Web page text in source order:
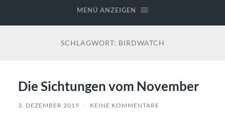
MENÜ ANZEIGEN
SCHLAGWORT: BIRDWATCH
Die Sichtungen vom November
3. DEZEMBER 2019 / KEINE KOMMENTARE